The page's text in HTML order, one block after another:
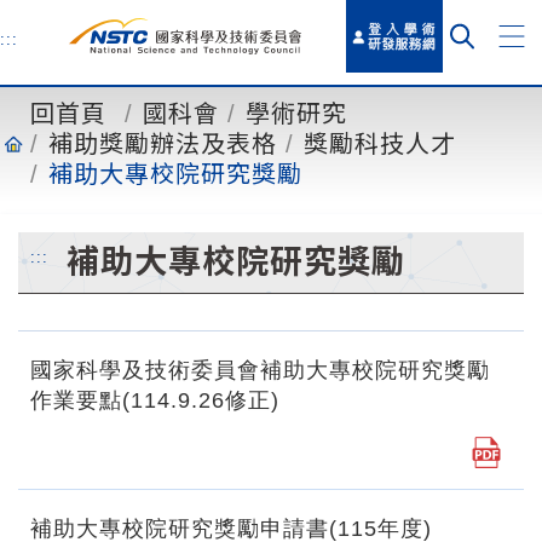
主
:::
回首頁 國科會
學術研究
補助獎勵辦法及表格
獎勵科技人才
補助大專校院研究獎勵
::: 補助大專校院研究獎勵
國家科學及技術委員會補助大專校院研究獎勵
作業要點(114.9.26修正)
補助大專校院研究獎勵申請書(115年度)